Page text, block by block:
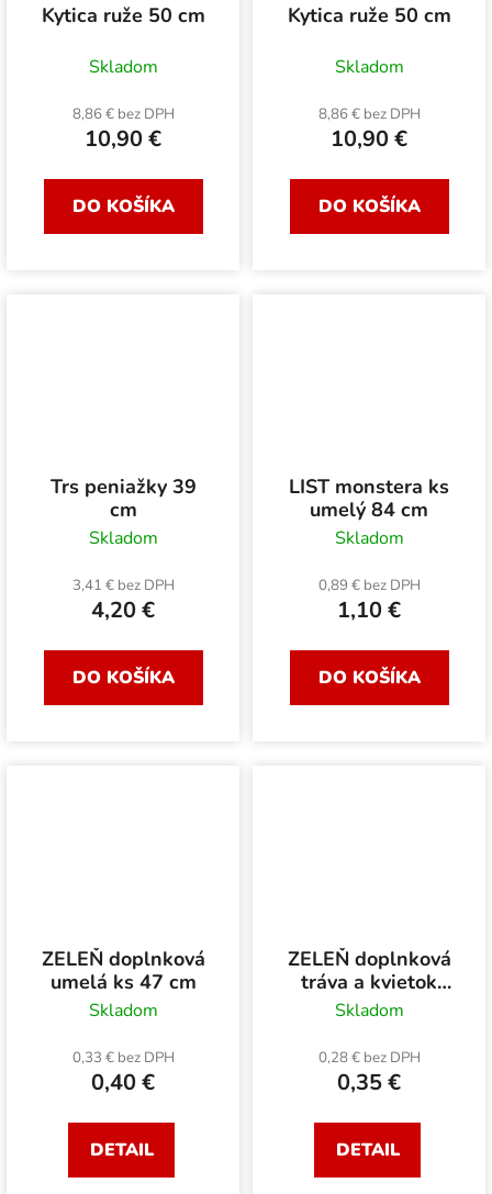
Kytica ruže 50 cm
Skladom
8,86 € bez DPH
10,90 €
DO KOŠÍKA
Kytica ruže 50 cm
Skladom
8,86 € bez DPH
10,90 €
DO KOŠÍKA
Trs peniažky 39
cm
Skladom
3,41 € bez DPH
4,20 €
DO KOŠÍKA
LIST monstera ks
umelý 84 cm
Skladom
0,89 € bez DPH
1,10 €
DO KOŠÍKA
ZELEŇ doplnková
umelá ks 47 cm
Skladom
0,33 € bez DPH
0,40 €
DETAIL
ZELEŇ doplnková
tráva a kvietok
umelá 50 cm
Skladom
0,28 € bez DPH
0,35 €
DETAIL